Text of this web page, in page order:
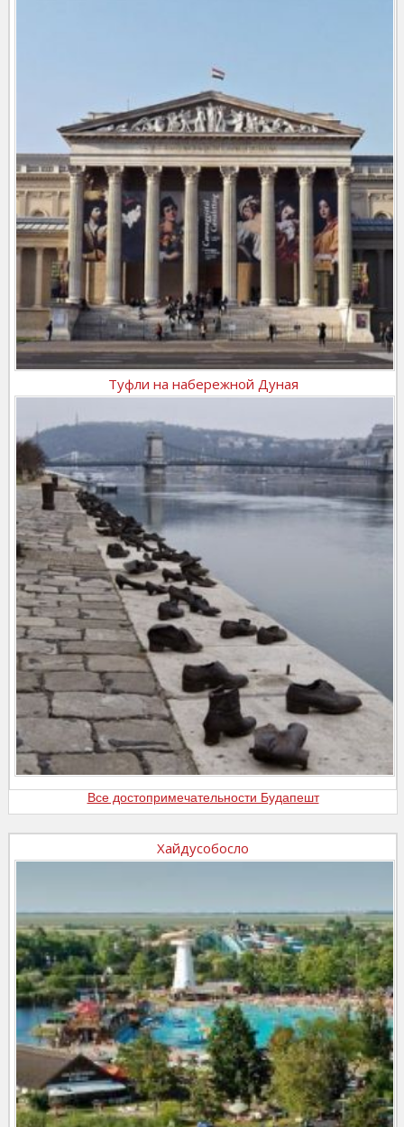
Туфли на набережной Дуная
Все достопримечательности Будапешт
Хайдусобосло